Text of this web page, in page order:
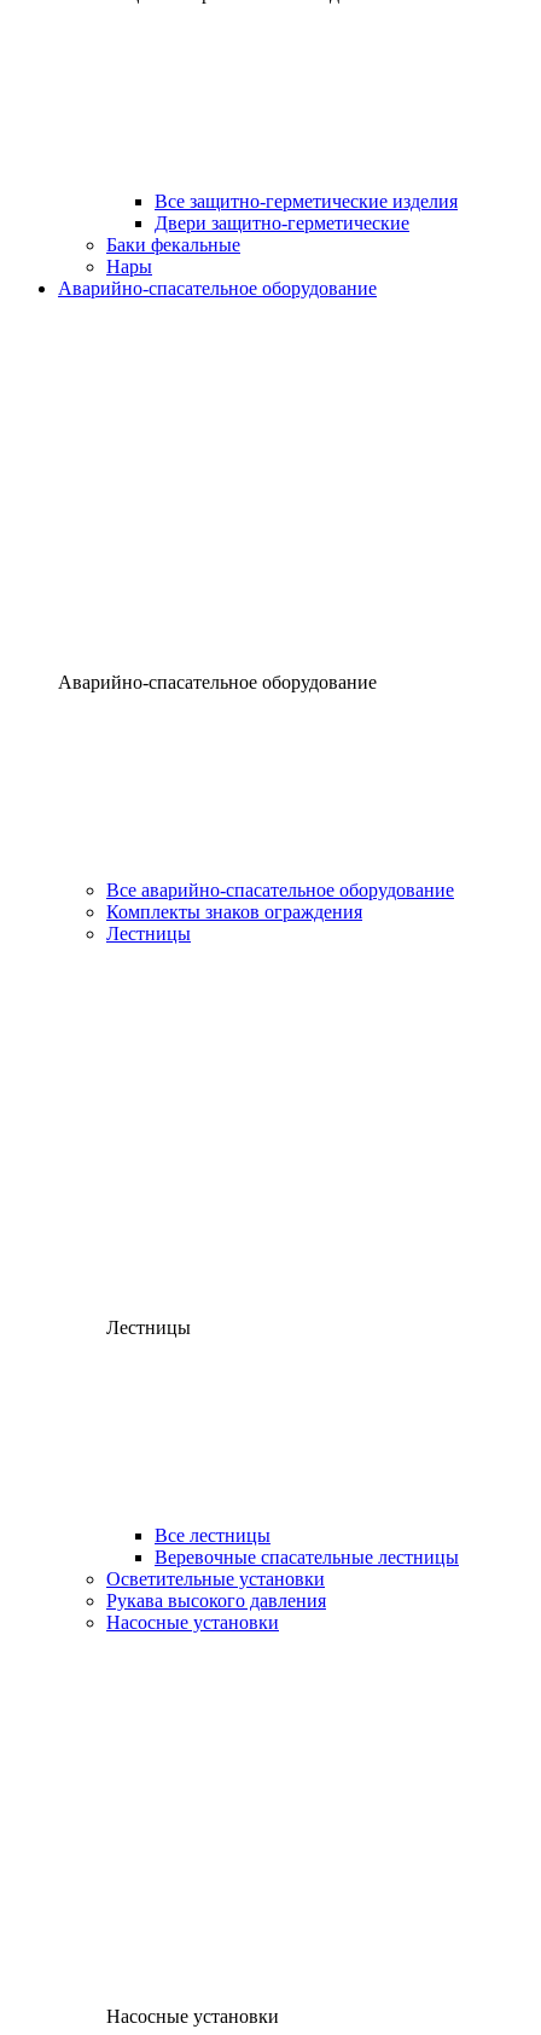
Все защитно-герметические изделия
Двери защитно-герметические
Баки фекальные
Нары
Аварийно-спасательное оборудование
Аварийно-спасательное оборудование
Все аварийно-спасательное оборудование
Комплекты знаков ограждения
Лестницы
Лестницы
Все лестницы
Веревочные спасательные лестницы
Осветительные установки
Рукава высокого давления
Насосные установки
Насосные установки